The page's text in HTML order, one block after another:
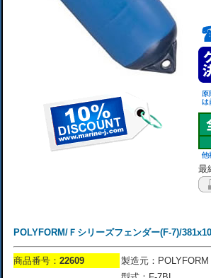
最
POLYFORM/Ｆシリーズフェンダー(F-7)/
商品番号： 22609
製造元：POLYFORM